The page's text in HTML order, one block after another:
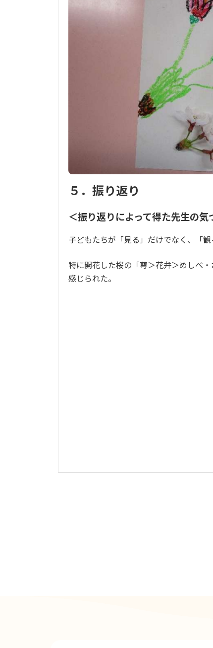
５．振り返り
＜振り返りによって得た先生の気
子どもたちが「見る」だけでなく、「
特に開花した桜の「萼＞花弁＞めしべ
感じられた。